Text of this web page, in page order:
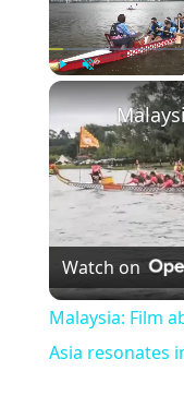
Watch on
Malaysia: Film
Asia resonates